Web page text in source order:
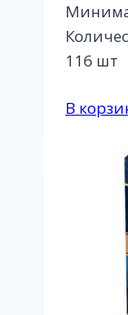
116 шт
В